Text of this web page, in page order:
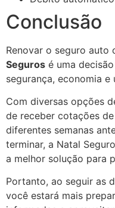
Conclusão
Renovar o seguro auto
Seguros é uma
segurança, economia
Com diversas opções
de receber cotações
diferentes semanas
terminar, a Natal
a melhor solução para
Portanto, ao seguir as
você estará mais